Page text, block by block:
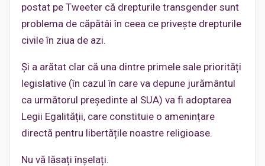
postat pe Tweeter că drepturile transgender sunt
problema de căpătâi în ceea ce privește drepturile
civile în ziua de azi.
Și a arătat clar că una dintre primele sale priorități
legislative (în cazul în care va depune jurământul
ca următorul președinte al SUA) va fi adoptarea
Legii Egalității, care constituie o amenințare
directă pentru libertățile noastre religioase.
Nu vă lăsați înșelați.